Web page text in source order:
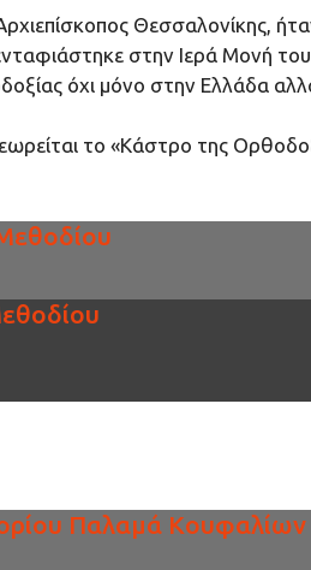
Θεσσαλονίκης,
στην Ιερά Μονή
όχι μόνο στην Ελλάδα
το «Κάστρο της
Παλαμά Κουφαλίων